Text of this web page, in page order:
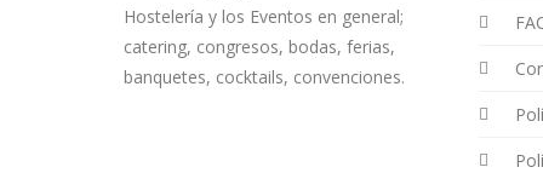
Hostelería y los Eventos en general;
catering, congresos, bodas, ferias,
banquetes, cocktails, convenciones.